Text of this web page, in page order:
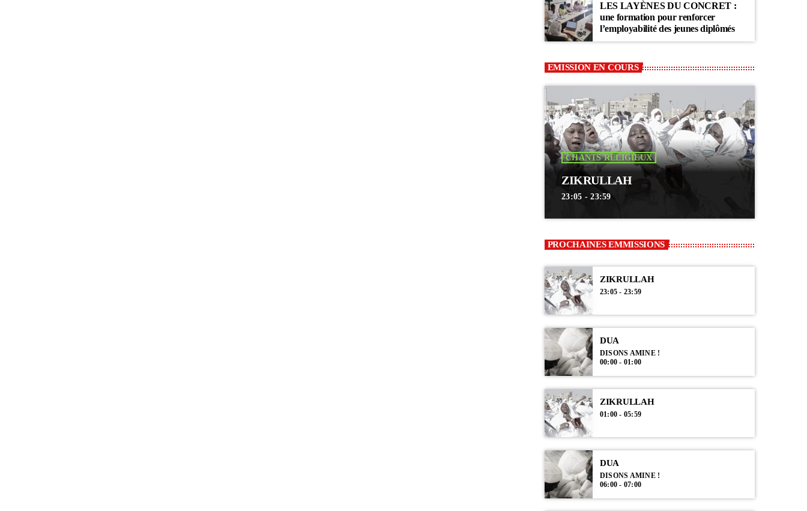
LES LAYÈNES DU CONCRET :
une formation pour renforcer
l’employabilité des jeunes diplômés
EMISSION EN COURS
CHANTS RELIGIEUX
ZIKRULLAH
23:05 - 23:59
PROCHAINES EMMISSIONS
ZIKRULLAH
23:05 - 23:59
DUA
DISONS AMINE !
00:00 - 01:00
ZIKRULLAH
01:00 - 05:59
DUA
DISONS AMINE !
06:00 - 07:00